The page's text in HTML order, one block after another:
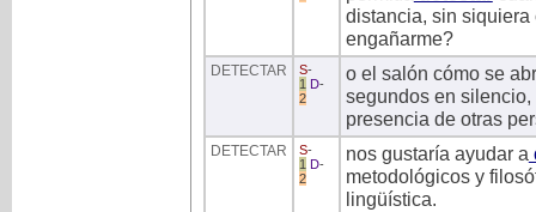
distancia, sin siquiera
engañarme?
DETECTAR S-
1
D-
2
o el salón cómo se
segundos en silencio,
presencia de otras
DETECTAR S-
1
D-
2
nos gustaría ayudar a
metodológicos y
lingüística.